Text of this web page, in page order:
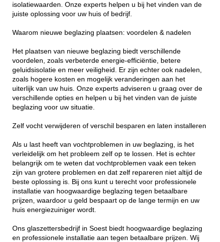
isolatiewaarden. Onze experts helpen u bij het vinden van de
juiste oplossing voor uw huis of bedrijf.
Waarom nieuwe beglazing plaatsen: voordelen & nadelen
Het plaatsen van nieuwe beglazing biedt verschillende
voordelen, zoals verbeterde energie-efficiëntie, betere
geluidsisolatie en meer veiligheid. Er zijn echter ook nadelen,
zoals hogere kosten en mogelijk veranderingen aan het
uiterlijk van uw huis. Onze experts adviseren u graag over de
verschillende opties en helpen u bij het vinden van de juiste
beglazing voor uw situatie.
Zelf vocht verwijderen of verschil besparen en laten installeren
Als u last heeft van vochtproblemen in uw beglazing, is het
verleidelijk om het probleem zelf op te lossen. Het is echter
belangrijk om te weten dat vochtproblemen vaak een teken
zijn van grotere problemen en dat zelf repareren niet altijd de
beste oplossing is. Bij ons kunt u terecht voor professionele
installatie van hoogwaardige beglazing tegen betaalbare
prijzen, waardoor u geld bespaart op de lange termijn en uw
huis energiezuiniger wordt.
Ons glaszettersbedrijf in Soest biedt hoogwaardige beglazing
en professionele installatie aan tegen betaalbare prijzen. Wij